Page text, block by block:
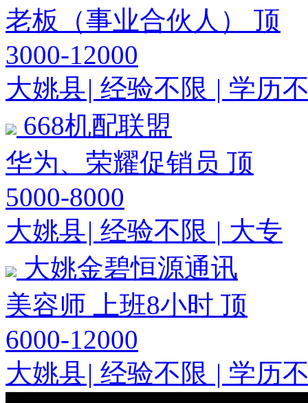
老板（事业合伙人） 顶
3000-12000
大姚县| 经验不限 | 学历
668机配联盟
华为、荣耀促销员 顶
5000-8000
大姚县| 经验不限 | 大专
大姚金碧恒源通讯
美容师 上班8小时 顶
6000-12000
大姚县| 经验不限 | 学历